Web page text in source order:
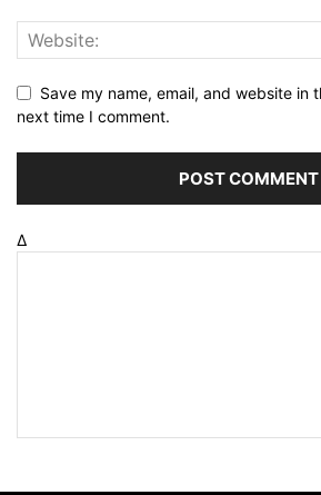
Save my name, email, and website in
next time I comment.
Δ